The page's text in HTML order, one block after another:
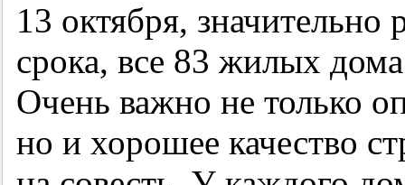
13 октября, значительно
срока, все 83 жилых
Очень важно не только
но и хорошее качество